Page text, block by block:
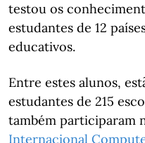
testou os
estudantes de 12
educativos.
Entre estes alunos,
estudantes de 215
também participaram
Internacional